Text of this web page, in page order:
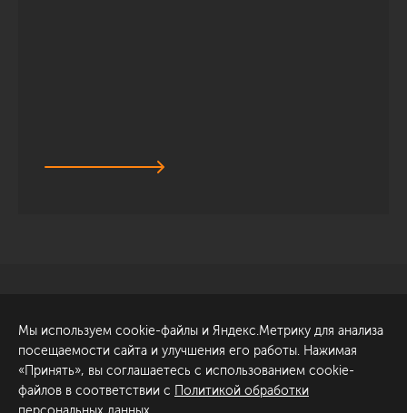
Обсудить проект
ул. Академика Павлова, 6
к1
+7 (812) 200-95-55
Мы используем cookie-файлы и Яндекс.Метрику для анализа
посещаемости сайта и улучшения его работы. Нажимая
«Принять», вы соглашаетесь с использованием cookie-
файлов в соответствии с Политикой обработки